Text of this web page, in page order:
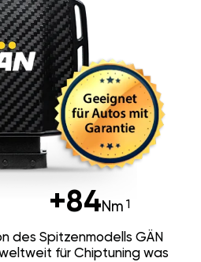
+84Nm
des Spitzenmodells GÄN
für Chiptuning was